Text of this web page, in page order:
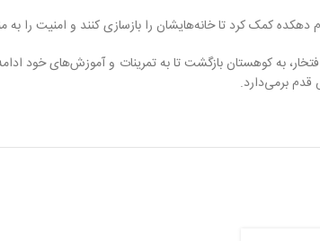
کمک کرد تا خانه‌هایشان را بازسازی کنند و امنیت را به
به کوهستان بازگشت تا به تمرینات و آموزش‌های خود
برمی‌دارد.